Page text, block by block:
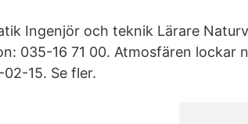
Ingenjör och teknik Lärare
035-16 71 00. Atmosfären lockar
15. Se fler.